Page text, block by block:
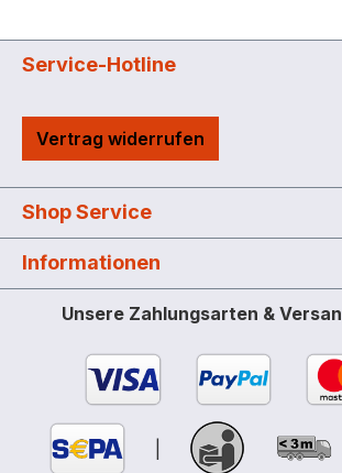
Service-Hotline
Vertrag widerrufen
Shop Service
Informationen
Unsere Zahlungsarten &